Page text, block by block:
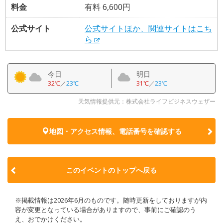
料金
有料 6,600円
公式サイト
公式サイトほか、関連サイトはこち
ら
今日
32℃／23℃
明日
31℃／23℃
天気情報提供元：株式会社ライフビジネスウェザー
地図・アクセス情報、電話番号を確認する
このイベントのトップへ戻る
※掲載情報は2026年6月のものです。随時更新をしておりますが内
容が変更となっている場合がありますので、事前にご確認のう
え、おでかけください。